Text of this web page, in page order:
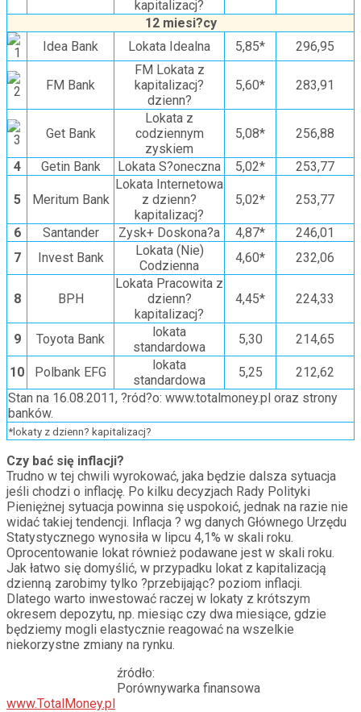
kapitalizacj?
12 miesi?cy
Idea Bank
Lokata Idealna 5,85* 296,95
FM Bank
FM Lokata z
kapitalizacj?
dzienn?
5,60* 283,91
Get Bank
Lokata z
codziennym
zyskiem
5,08* 256,88
4 Getin Bank Lokata S?oneczna 5,02* 253,77
5 Meritum Bank
Lokata Internetowa
z dzienn?
kapitalizacj?
5,02* 253,77
6 Santander Zysk+ Doskona?a 4,87*
246,01
7
Invest Bank
Lokata (Nie)
Codzienna
4,60* 232,06
8 BPH
Lokata Pracowita z
dzienn?
kapitalizacj?
4,45* 224,33
9 Toyota Bank
lokata
standardowa
5,30 214,65
10 Polbank EFG
lokata
standardowa
5,25
212,62
Stan na 16.08.2011, ?ród?o: www.totalmoney.pl oraz strony
banków.
*lokaty z dzienn? kapitalizacj?
Czy bać się inflacji?
Trudno w tej chwili wyrokować, jaka będzie dalsza sytuacja
jeśli chodzi o inflację. Po kilku decyzjach Rady Polityki
Pieniężnej sytuacja powinna się uspokoić, jednak na razie nie
widać takiej tendencji. Inflacja ? wg danych Głównego Urzędu
Statystycznego wynosiła w lipcu 4,1% w skali roku.
Oprocentowanie lokat również podawane jest w skali roku.
Jak łatwo się domyślić, w przypadku lokat z kapitalizacją
dzienną zarobimy tylko ?przebijając? poziom inflacji.
Dlatego warto inwestować raczej w lokaty z krótszym
okresem depozytu, np. miesiąc czy dwa miesiące, gdzie
będziemy mogli elastycznie reagować na wszelkie
niekorzystne zmiany na rynku.
źródło:
Porównywarka finansowa
www.TotalMoney.pl